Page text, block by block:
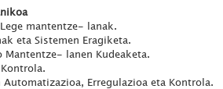
mantentze- lanak.
eta Sistemen Eragiketa.
Mantentze- lanen Kudeaketa.
Automatizazioa, Erregulazioa eta Kontrola.